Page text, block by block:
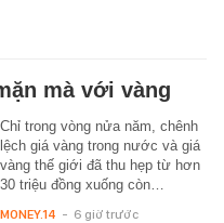
mà với vàng
Chỉ trong vòng nửa năm, chênh
lệch giá vàng trong nước và giá
vàng thế giới đã thu hẹp từ hơn
30 triệu đồng xuống còn…
MONEY.14 - 6 giờ trước